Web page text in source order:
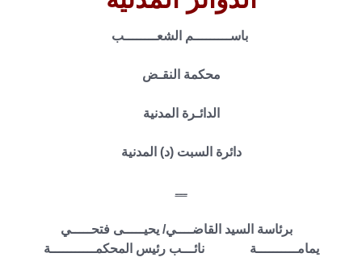
باســـــــــم الشعــــــــب
محكمة النقـض
الدائـرة المدنية
دائرة السبت (د) المدنية
ـــ
برئاسة السيد القاضــــي/ يحيـــــى فتحـــــي
يمامــــــــــة نائـــب رئيس المحكمـــــــــــة